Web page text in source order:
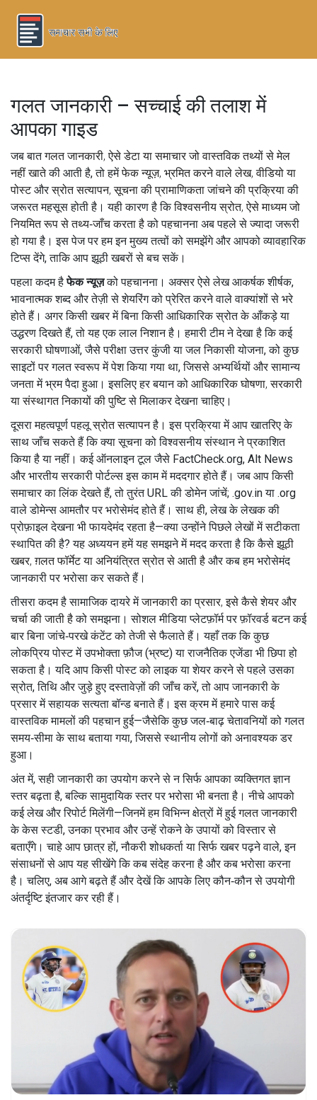
गलत जानकारी – सच्चाई की तलाश में
आपका गाइड
जब बातगलत जानकारी,ऐसे डेटा या समाचार जो वास्तविक तथ्यों से मेल
नहीं खातेकी आती है, तो हमेंफेक न्यूज़, भ्रमित करने वाले लेख, वीडियो या
पोस्टऔरस्रोत सत्यापन,सूचना की प्रामाणिकता जांचने की प्रक्रियाकी
जरूरत महसूस होती है। यही कारण है किविश्वसनीय स्रोत,ऐसे माध्यम जो
नियमित रूप से तथ्य‑जाँच करता हैको पहचानना अब पहले से ज्यादा जरूरी
हो गया है। इस पेज पर हम इन मुख्य तत्वों को समझेंगे और आपको व्यावहारिक
टिप्स देंगे, ताकि आप झूठी खबरों से बच सकें।
पहला कदम हैफेक न्यूज़को पहचानना। अक्सर ऐसे लेख आकर्षक शीर्षक,
भावनात्मक शब्द और तेज़ी से शेयरिंग को प्रेरित करने वाले वाक्यांशों से भरे
होते हैं। अगर किसी खबर में बिना किसी आधिकारिक स्रोत के आँकड़े या
उद्धरण दिखते हैं, तो यह एक लाल निशान है। हमारी टीम ने देखा है कि कई
सरकारी घोषणाओं, जैसे परीक्षा उत्तर कुंजी या जल निकासी योजना, को कुछ
साइटों पर गलत स्वरूप में पेश किया गया था, जिससे अभ्यर्थियों और सामान्य
जनता में भ्रम पैदा हुआ। इसलिए हर बयान को आधिकारिक घोषणा,सरकारी
या संस्थागत निकायों की पुष्टिसे मिलाकर देखना चाहिए।
दूसरा महत्वपूर्ण पहलूस्रोत सत्यापनहै। इस प्रक्रिया में आप खातरिए के
साथ जाँच सकते हैं कि क्या सूचना को विश्वसनीय संस्थान ने प्रकाशित
किया है या नहीं। कई ऑनलाइन टूल जैसे FactCheck.org, Alt News
और भारतीय सरकारी पोर्टल्स इस काम में मददगार होते हैं। जब आप किसी
समाचार का लिंक देखते हैं, तो तुरंत URL की डोमेन जांचें; .gov.in या .org
वाले डोमेन्स आमतौर पर भरोसेमंद होते हैं। साथ ही, लेख के लेखक की
प्रोफ़ाइल देखना भी फायदेमंद रहता है—क्या उन्होंने पिछले लेखों में सटीकता
स्थापित की है? यह अध्ययन हमें यह समझने में मदद करता है कि कैसेझूठी
खबर,ग़लत फॉर्मेट या अनियंत्रित स्रोत से आती है और कब हम भरोसेमंद
जानकारी पर भरोसा कर सकते हैं।
तीसरा कदम है सामाजिक दायरे मेंजानकारी का प्रसार,इसे कैसे शेयर और
चर्चा की जाती हैको समझना। सोशल मीडिया प्लेटफ़ॉर्म पर फ़ॉरवर्ड बटन कई
बार बिना जांचे‑परखे कंटेंट को तेजी से फैलाते हैं। यहाँ तक कि कुछ
लोकप्रिय पोस्ट में उपभोक्ता फ़ौज (भ्रष्ट) या राजनैतिक एजेंडा भी छिपा हो
सकता है। यदि आप किसी पोस्ट को लाइक या शेयर करने से पहले उसका
स्रोत, तिथि और जुड़े हुए दस्तावेज़ों की जाँच करें, तो आप जानकारी के
प्रसार में सहायक सत्यता बॉन्ड बनाते हैं। इस क्रम में हमारे पास कई
वास्तविक मामलों की पहचान हुई—जैसेकि कुछ जल‑बाढ़ चेतावनियों को गलत
समय‑सीमा के साथ बताया गया, जिससे स्थानीय लोगों को अनावश्यक डर
हुआ।
अंत में, सही जानकारी का उपयोग करने से न सिर्फ आपका व्यक्तिगत ज्ञान
स्तर बढ़ता है, बल्कि सामुदायिक स्तर पर भरोसा भी बनता है। नीचे आपको
कई लेख और रिपोर्ट मिलेंगी—जिनमें हम विभिन्न क्षेत्रों में हुईगलत जानकारी
के केस स्टडी, उनका प्रभाव और उन्हें रोकने के उपायों को विस्तार से
बताएँगे। चाहे आप छात्र हों, नौकरी शोधकर्ता या सिर्फ खबर पढ़ने वाले, इन
संसाधनों से आप यह सीखेंगे कि कब संदेह करना है और कब भरोसा करना
है। चलिए, अब आगे बढ़ते हैं और देखें कि आपके लिए कौन‑कौन से उपयोगी
अंतर्दृष्टि इंतजार कर रही हैं।